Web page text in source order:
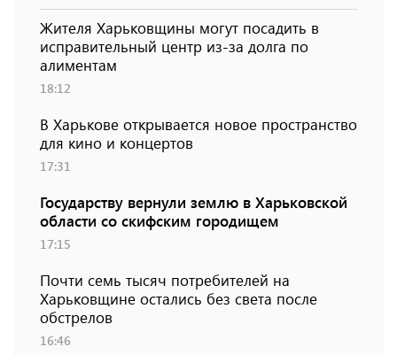
Жителя Харьковщины могут посадить в
исправительный центр из-за долга по
алиментам
18:12
В Харькове открывается новое пространство
для кино и концертов
17:31
Государству вернули землю в Харьковской
области со скифским городищем
17:15
Почти семь тысяч потребителей на
Харьковщине остались без света после
обстрелов
16:46